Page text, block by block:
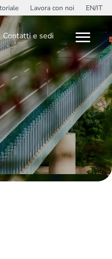
Lavora con noi EN/IT
Contatti e sedi